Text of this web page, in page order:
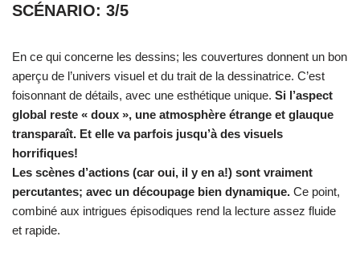
SCÉNARIO: 3/5
En ce qui concerne les dessins; les couvertures donnent un bon
aperçu de l’univers visuel et du trait de la dessinatrice. C’est
foisonnant de détails, avec une esthétique unique. Si l’aspect
global reste « doux », une atmosphère étrange et glauque
transparaît. Et elle va parfois jusqu’à des visuels
horrifiques!
Les scènes d’actions (car oui, il y en a!) sont vraiment
percutantes; avec un découpage bien dynamique. Ce point,
combiné aux intrigues épisodiques rend la lecture assez fluide
et rapide.